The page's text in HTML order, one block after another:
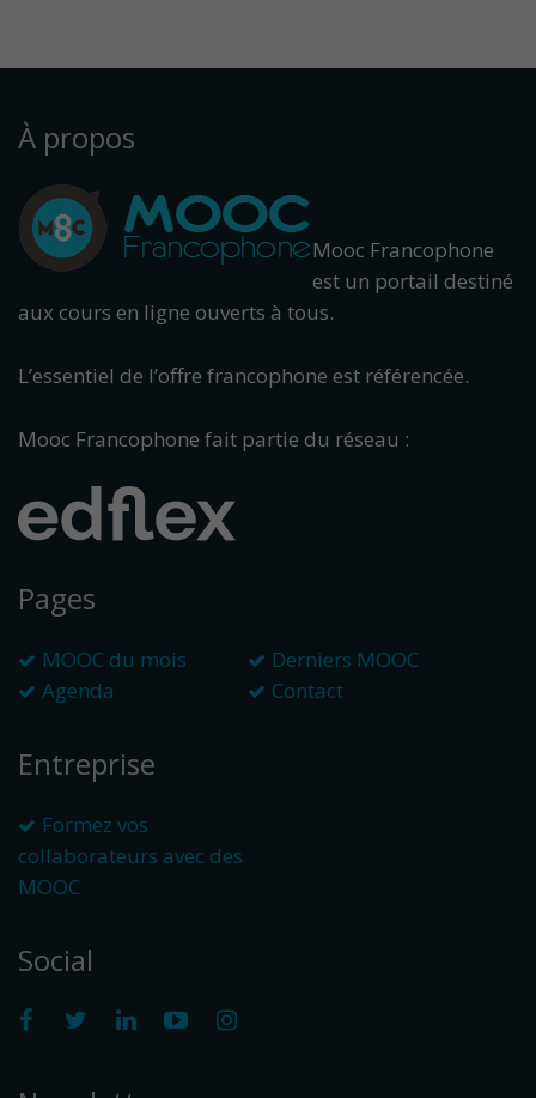
À propos
Mooc Francophone
est un portail destiné
aux cours en ligne ouverts à tous.
L’essentiel de l’offre francophone est référencée.
Mooc Francophone fait partie du réseau :
Pages
MOOC du mois
Derniers MOOC
Agenda
Contact
Entreprise
Formez vos
collaborateurs avec des
MOOC
Social